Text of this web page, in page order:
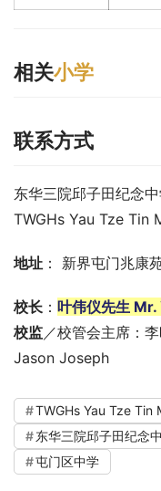
相关小学
联系方式
东华三院邱子田纪念
TWGHs Yau Tze Tin
地址 ： 新界屯门兆康苑
校长 ： 叶伟仪先生
校监／校管会主席：
Jason Joseph
TWGHs Yau Tze Tin
东华三院邱子田纪念
屯门区中学